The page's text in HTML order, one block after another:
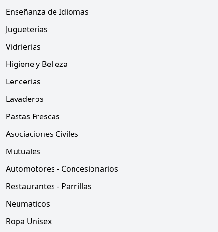
Enseñanza de Idiomas
Jugueterias
Vidrierias
Higiene y Belleza
Lencerias
Lavaderos
Pastas Frescas
Asociaciones Civiles
Mutuales
Automotores - Concesionarios
Restaurantes - Parrillas
Neumaticos
Ropa Unisex